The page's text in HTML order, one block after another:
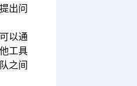
出问
以通
工具
之间